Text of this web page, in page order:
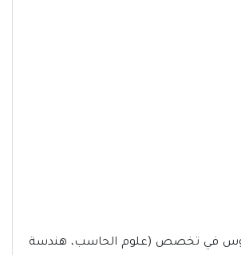
في تخصص (علوم الحاسب، هندسة